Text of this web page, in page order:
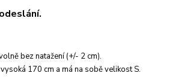
bez natažení (+/- 2 cm).
170 cm a má na sobě velikost S.